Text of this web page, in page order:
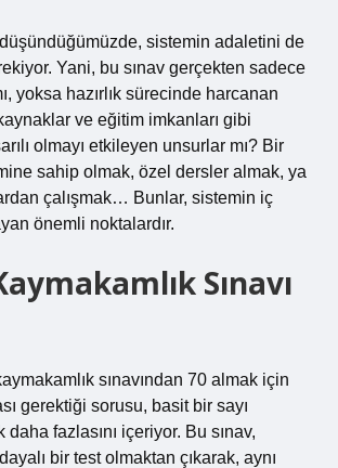
sistemin adaletini de
Yani, bu sınav gerçekten sadece
yoksa hazırlık sürecinde harcanan
ve eğitim imkanları gibi
olmayı etkileyen unsurlar mı? Bir
sahip olmak, özel dersler almak, ya
çalışmak… Bunlar, sistemin iç
önemli noktalardır.
Sınavı
sınavından 70 almak için
gerektiği sorusu, basit bir sayı
fazlasını içeriyor. Bu sınav,
bir test olmaktan çıkarak, aynı